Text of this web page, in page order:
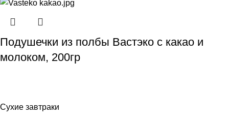
Подушечки из полбы Вастэко с какао и
молоком, 200гр
Сухие завтраки